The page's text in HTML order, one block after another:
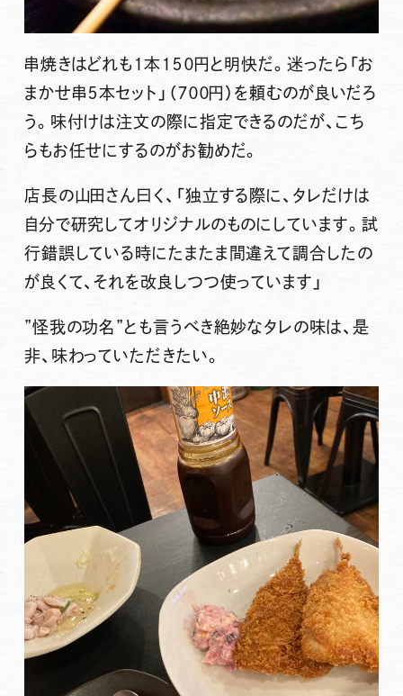
串焼きはどれも１本１５０円と明快だ。迷ったら「お
まかせ串５本セット」（７００円）を頼むのが良いだろ
う。味付けは注文の際に指定できるのだが、こち
らもお任せにするのがお勧めだ。
店長の山田さん曰く、「独立する際に、タレだけは
自分で研究してオリジナルのものにしています。試
行錯誤している時にたまたま間違えて調合したの
が良くて、それを改良しつつ使っています」
”怪我の功名”とも言うべき絶妙なタレの味は、是
非、味わっていただきたい。